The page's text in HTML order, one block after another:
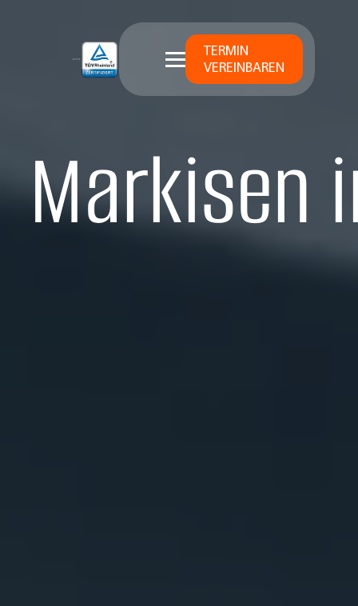
TERMIN
VEREINBAREN
Markisen